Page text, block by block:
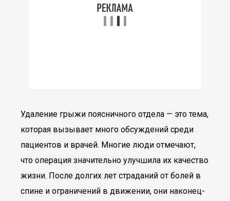
Удаление грыжи поясничного отдела — это тема,
которая вызывает много обсуждений среди
пациентов и врачей. Многие люди отмечают,
что операция значительно улучшила их качество
жизни. После долгих лет страданий от болей в
спине и ограничений в движении, они наконец-